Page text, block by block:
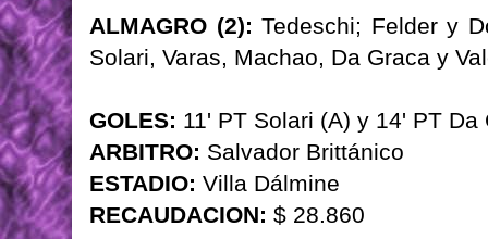
ALMAGRO (2): Tedeschi; Felder y
Solari, Varas, Machao, Da Graca y
GOLES: 11' PT Solari (A) y 14' PT Da
ARBITRO: Salvador Brittánico
ESTADIO: Villa Dálmine
RECAUDACION: $ 28.860